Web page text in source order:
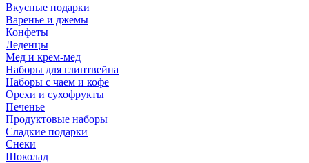
Вкусные подарки
Варенье и джемы
Конфеты
Леденцы
Мед и крем-мед
Наборы для глинтвейна
Наборы с чаем и кофе
Орехи и сухофрукты
Печенье
Продуктовые наборы
Сладкие подарки
Снеки
Шоколад